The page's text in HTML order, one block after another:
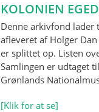
KOLONIEN
Denne arkivfond lader
afleveret af Holger
er splittet op. Listen
Samlingen er udtaget
Grønlands
[Klik for at se]